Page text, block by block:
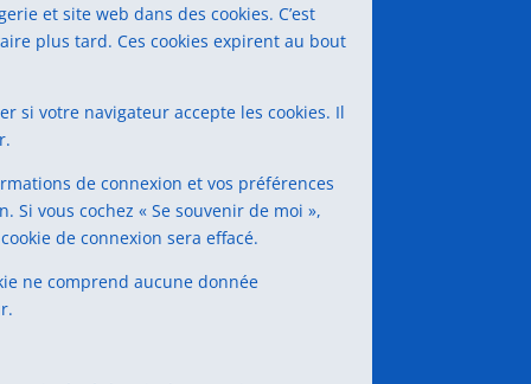
et site web dans des cookies. C’est
plus tard. Ces cookies expirent au bout
si votre navigateur accepte les cookies. Il
de connexion et vos préférences
Si vous cochez « Se souvenir de moi »,
de connexion sera effacé.
ne comprend aucune donnée